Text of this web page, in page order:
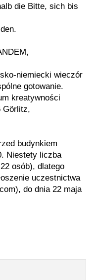
die Bitte, sich bis
niemiecki wieczór
gotowanie.
kreatywności
Görlitz,
budynkiem
Niestety liczba
osób), dlatego
uczestnictwa
do dnia 22 maja